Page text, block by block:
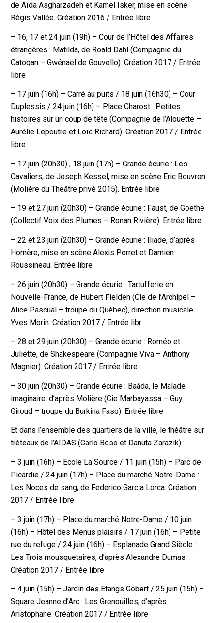
de Aïda Asgharzadeh et Kamel Isker, mise en scène
Régis Vallée. Création 2016 / Entrée libre
– 16, 17 et 24 juin (19h) – Cour de l’Hôtel des Affaires
étrangères : Matilda, de Roald Dahl (Compagnie du
Catogan – Gwénaël de Gouvello). Création 2017 / Entrée
libre
– 17 juin (16h) – Carré au puits / 18 juin (16h30) – Cour
Duplessis / 24 juin (16h) – Place Charost : Petites
histoires sur un coup de tête (Compagnie de l’Alouette –
Aurélie Lepoutre et Loïc Richard). Création 2017 / Entrée
libre
– 17 juin (20h30) , 18 juin (17h) – Grande écurie : Les
Cavaliers, de Joseph Kessel, mise en scène Eric Bouvron
(Molière du Théâtre privé 2015). Entrée libre
– 19 et 27 juin (20h30) – Grande écurie : Faust, de Goethe
(Collectif Voix des Plumes – Ronan Rivière). Entrée libre
– 22 et 23 juin (20h30) – Grande écurie : Iliade, d’après
Homère, mise en scène Alexis Perret et Damien
Roussineau. Entrée libre
– 26 juin (20h30) – Grande écurie : Tartufferie en
Nouvelle-France, de Hubert Fielden (Cie de l’Archipel –
Alice Pascual – troupe du Québec), direction musicale
Yves Morin. Création 2017 / Entrée libr
– 28 et 29 juin (20h30) – Grande écurie : Roméo et
Juliette, de Shakespeare (Compagnie Viva – Anthony
Magnier). Création 2017 / Entrée libre
– 30 juin (20h30) – Grande écurie : Baâda, le Malade
imaginaire, d’après Molière (Cie Marbayassa – Guy
Giroud – troupe du Burkina Faso). Entrée libre
Et dans l’ensemble des quartiers de la ville, le théâtre sur
tréteaux de l’AIDAS (Carlo Boso et Danuta Zarazik) :
– 3 juin (16h) – Ecole La Source / 11 juin (15h) – Parc de
Picardie / 24 juin (17h) – Place du marché Notre-Dame :
Les Noces de sang, de Federico Garcia Lorca. Création
2017 / Entrée libre
– 3 juin (17h) – Place du marché Notre-Dame / 10 juin
(16h) – Hôtel des Menus plaisirs / 17 juin (16h) – Petite
rue du refuge / 24 juin (16h) – Esplanade Grand Siècle :
Les Trois mousquetaires, d’après Alexandre Dumas.
Création 2017 / Entrée libre
– 4 juin (15h) – Jardin des Etangs Gobert / 25 juin (15h) –
Square Jeanne d’Arc : Les Grenouilles, d’après
Aristophane. Création 2017 / Entrée libre